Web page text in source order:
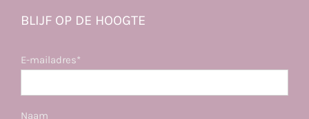
BLIJF OP DE HOOGTE
E-mailadres*
Naam